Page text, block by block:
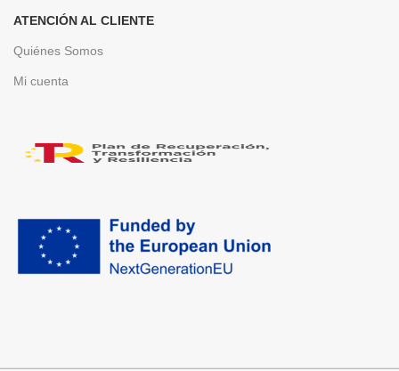
ATENCIÓN AL CLIENTE
Quiénes Somos
Mi cuenta